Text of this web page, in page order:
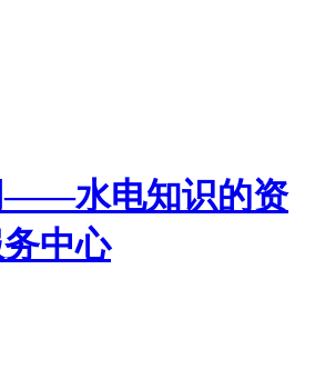
——水电知识的资
中心